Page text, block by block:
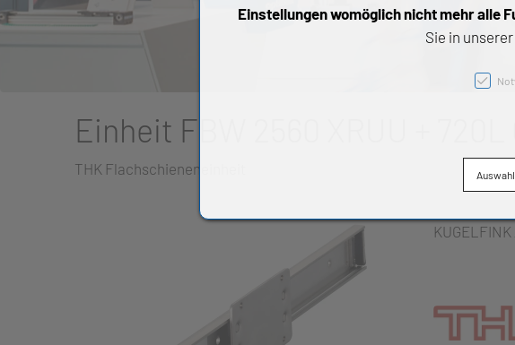
Alle Produkte
Wälz- und Gleitlager
Antriebstechnik
Chemische Produkte
Alle Produkte
Einheit FBW 2560 XRUU +
THK Flachschieneneinheit
Einstellungen womöglich nicht mehr alle
Sie in